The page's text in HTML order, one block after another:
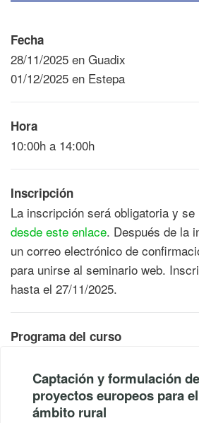
Fecha
28/11/2025 en Guadix
01/12/2025 en Estepa
Hora
10:00h a 14:00h
Inscripción
La inscripción será obligatoria y se
desde este enlace. Después de la
un correo electrónico de
para unirse al seminario web.
hasta el 27/11/2025.
Programa del curso
Captación y formulación de
proyectos europeos para el
ámbito rural